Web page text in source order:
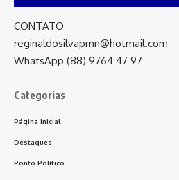
CONTATO
reginaldosilvapmn@hotmail.com
WhatsApp (88) 9764 47 97
Categorias
Página Inicial
Destaques
Ponto Político